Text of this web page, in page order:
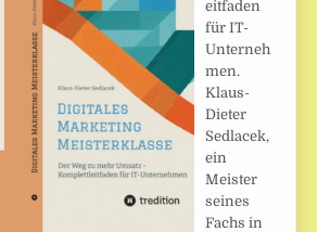
eitfaden
für IT-
Unterneh
men.
Klaus-
Dieter
Sedlacek,
ein
Meister
seines
Fachs in